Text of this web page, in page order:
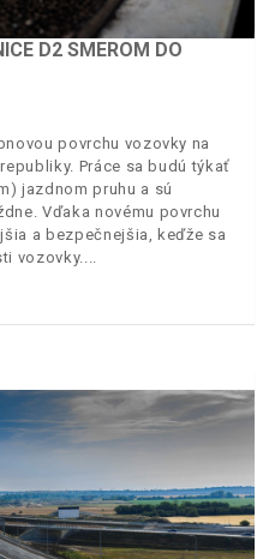
D2 SMEROM DO
povrchu vozovky na
Práce sa budú týkať
jazdnom pruhu a sú
Vďaka novému povrchu
a bezpečnejšia, keďže sa
vozovky.